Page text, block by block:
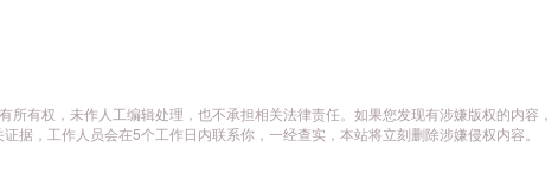
有权，未作人工编辑处理，也不承担相关法律责任。如果您发现有涉嫌版权的内容，
，工作人员会在5个工作日内联系你，一经查实，本站将立刻删除涉嫌侵权内容。